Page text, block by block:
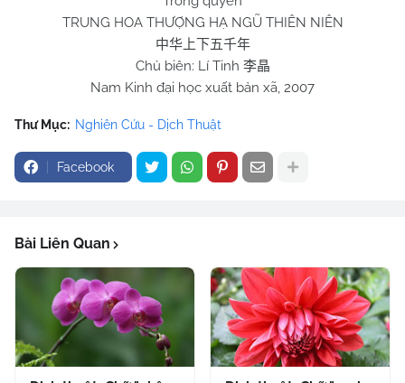
TRUNG HOA THƯỢNG HẠ NGŨ THIÊN NIÊN
中华上下五千年
Chủ biên: Lí Tinh 李晶
Nam Kinh đại học xuất bản xã, 2007
Thư Mục: Nghiên Cứu - Dịch Thuật
Facebook
Bài Liên Quan